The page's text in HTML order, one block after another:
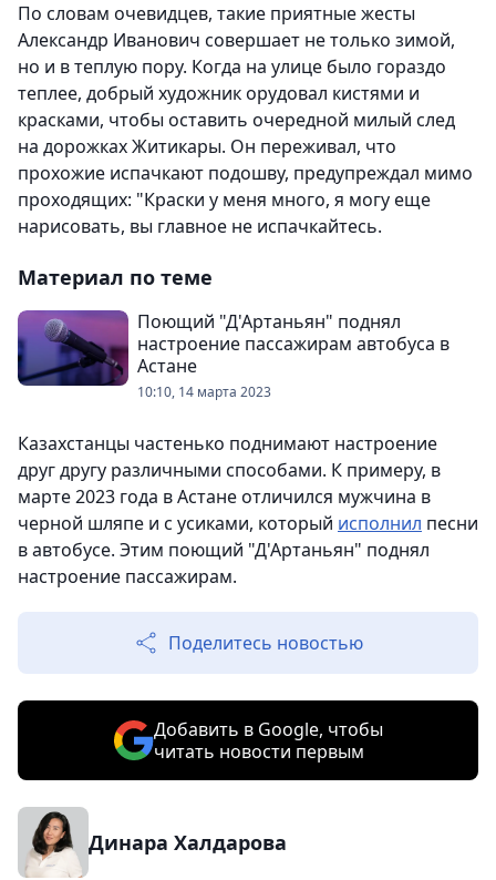
По словам очевидцев, такие приятные жесты
Александр Иванович совершает не только зимой,
но и в теплую пору. Когда на улице было гораздо
теплее, добрый художник орудовал кистями и
красками, чтобы оставить очередной милый след
на дорожках Житикары. Он переживал, что
прохожие испачкают подошву, предупреждал мимо
проходящих: "Краски у меня много, я могу еще
нарисовать, вы главное не испачкайтесь.
Материал по теме
Поющий "Д'Артаньян" поднял
настроение пассажирам автобуса в
Астане
10:10, 14 марта 2023
Казахстанцы частенько поднимают настроение
друг другу различными способами. К примеру, в
марте 2023 года в Астане отличился мужчина в
черной шляпе и с усиками, который исполнил песни
в автобусе. Этим поющий "Д'Артаньян" поднял
настроение пассажирам.
Поделитесь новостью
Добавить в Google, чтобы
читать новости первым
Динара Халдарова